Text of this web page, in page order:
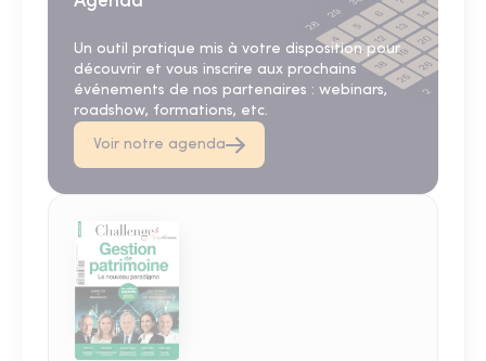
Un outil pratique mis à votre disposition pour
découvrir et vous inscrire aux prochains
événements de nos partenaires : webinars,
roadshow, formations, etc.
Voir notre agenda